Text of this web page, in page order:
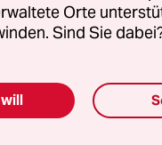
gegenüber
Orte
Sind Sie